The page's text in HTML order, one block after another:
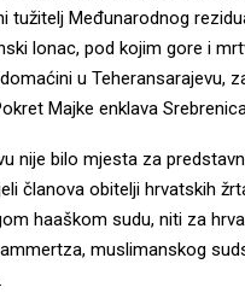
tužitelj Međunarodnog
lonac, pod kojim gore i
u Teheransarajevu,
Majke enklava
nije bilo mjesta za
članova obitelji hrvatskih
haaškom sudu, niti za
muslimanskog